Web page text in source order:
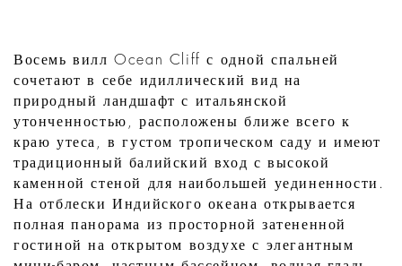
Восемь вилл Ocean Cliff с одной спальней
сочетают в себе идиллический вид на
природный ландшафт с итальянской
утонченностью, расположены ближе всего к
краю утеса, в густом тропическом саду и имеют
традиционный балийский вход с высокой
каменной стеной для наибольшей уединенности.
На отблески Индийского океана открывается
полная панорама из просторной затененной
гостиной на открытом воздухе с элегантным